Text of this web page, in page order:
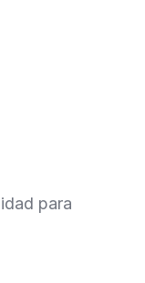
para